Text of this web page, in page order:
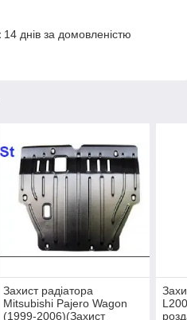
днів за домовленістю
Захист радіатора
Mitsubishi Pajero Wagon
(1999-2006)(Захист